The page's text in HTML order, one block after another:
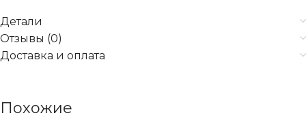
Детали
Отзывы (0)
Доставка и оплата
Похожие